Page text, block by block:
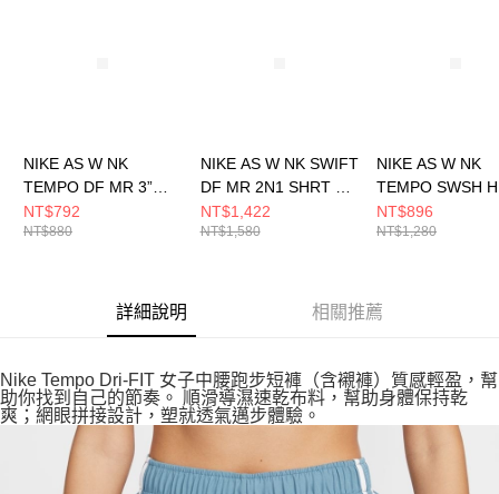
NIKE AS W NK
TEMPO DF MR 3”
SHORT 女 短褲
HM6097010
NT$792
NT$880
NIKE AS W NK SWIFT
DF MR 2N1 SHRT 女
短褲 HJ5377010
NT$1,422
NT$1,580
NIKE AS W NK
TEMPO SWSH
DF SS 女 短袖上
HV2773353
NT$896
NT$1,280
詳細說明 相關推薦
Nike Tempo Dri-FIT 女子中腰跑步短褲（含襯褲）質感輕盈，幫
助你找到自己的節奏。 順滑導濕速乾布料，幫助身體保持乾
爽；網眼拼接設計，塑就透氣邁步體驗。